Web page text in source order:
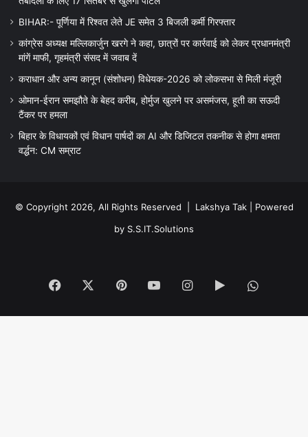
BIHAR:- पूर्णिया में रिश्वत लेते JE समेत 3 बिजली कर्मी गिरफ्तार
कांग्रेस अध्यक्ष मल्लिकार्जुन खरगे ने कहा, छात्रों पर कार्रवाई को लेकर प्रधानमंत्री
मांगें माफी, गृहमंत्री संसद में जवाब दें
कराधान और अन्य कानून (संशोधन) विधेयक-2026 को लोकसभा से मिली मंजूरी
ओमान-ईरान समझौते के बेहद करीब, होर्मुज खुलने पर असमंजस, हूती का सऊदी
टैंकर पर हमला
बिहार के विधायकों एवं विधान पार्षदों का AI और डिजिटल तकनीक से होगा क्षमता
वर्द्धन: CM सम्राट
© Copyright 2026, All Rights Reserved | Lakshya Tak| Powered
by S.S.IT.Solutions
Facebook PinterestYouTubeInstagram
Google
Play